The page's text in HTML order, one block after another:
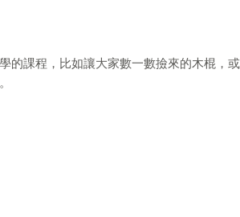
的課程，比如讓大家數一數撿來的木棍，